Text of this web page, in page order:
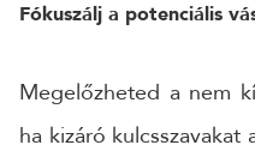
Fókuszálj a potenciális
Megelőzheted a nem
ha kizáró kulcsszavakat